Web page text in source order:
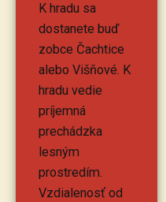
K hradu sa
dostanete buď
zobce Čachtice
alebo Višňové. K
hradu vedie
príjemná
prechádzka
lesným
prostredím.
Vzdialenosť od